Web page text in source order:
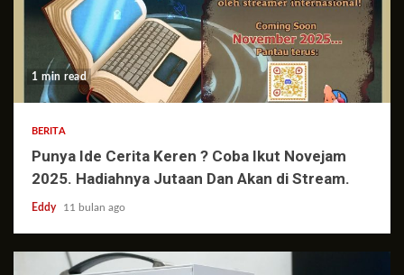
1 min read
BERITA
Punya Ide Cerita Keren ? Coba Ikut Novejam
2025. Hadiahnya Jutaan Dan Akan di Stream.
Eddy 11 bulan ago